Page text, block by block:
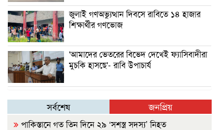
জুলাই গণঅভ্যুত্থান দিবসে রাবিতে ১৪ হাজার
শিক্ষার্থীর গণভোজ
'আমাদের ভেতরের বিভেদ দেখেই ফ্যাসিবাদীরা
মুচকি হাসছে'- রাবি উপাচার্য
সর্বশেষ জনপ্রিয়
পাকিস্তানে গত তিন দিনে ২৯ ‘সশস্ত্র সদস্য’ নিহত